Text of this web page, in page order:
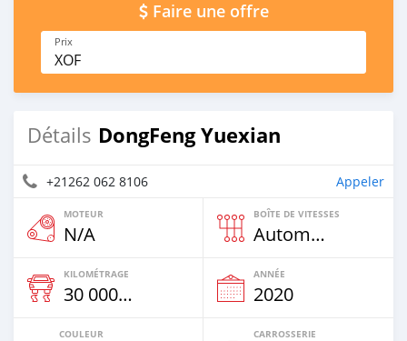
Faire une offre
Prix
XOF
Détails DongFeng Yuexian
+21262 062 8106 Appeler
MOTEUR
N/A
BOÎTE DE VITESSES
Automatique
KILOMÉTRAGE
30 000 Km
ANNÉE
2020
COULEUR CARROSSERIE